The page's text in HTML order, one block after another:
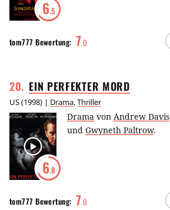
6.5
tom777 Bewertung: 7.0
20. EIN PERFEKTER MORD
US(1998) | Drama,Thriller
6.8
Drama von Andrew Davis
und Gwyneth Paltrow.
tom777 Bewertung: 7.0